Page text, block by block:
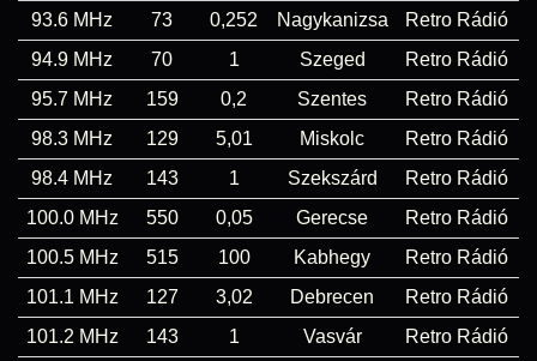
93.6 MHz
73 0,252 Nagykanizsa
Retro Rádió
94.9 MHz
70 1 Szeged
Retro Rádió
95.7 MHz
159 0,2 Szentes
Retro Rádió
98.3 MHz
129 5,01 Miskolc
Retro Rádió
98.4 MHz
143 1 Szekszárd
Retro Rádió
100.0 MHz
550 0,05 Gerecse
Retro Rádió
100.5 MHz
515 100 Kabhegy
Retro Rádió
101.1 MHz
127 3,02 Debrecen
Retro Rádió
101.2 MHz
143 1 Vasvár
Retro Rádió